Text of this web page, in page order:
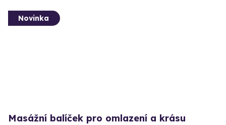
Novinka
Masážní balíček pro omlazení a krásu